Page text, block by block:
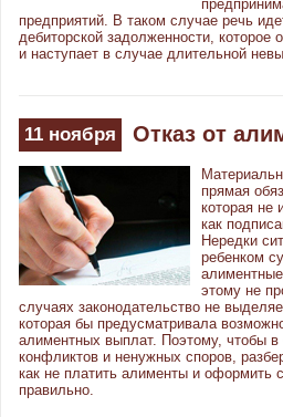
предприятий. В таком случае речь
дебиторской задолженности, которое
и наступает в случае длительной
11 ноября Отказ от
прямая
которая не
как
Нередки
ребенком
этому не
случаях законодательство не
которая бы предусматривала
алиментных выплат. Поэтому, чтобы
конфликтов и ненужных споров,
как не платить алименты и оформить
правильно.